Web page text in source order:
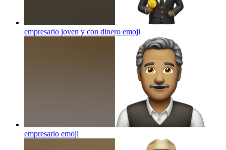
empresario joven y con dinero emoji
empresario emoji